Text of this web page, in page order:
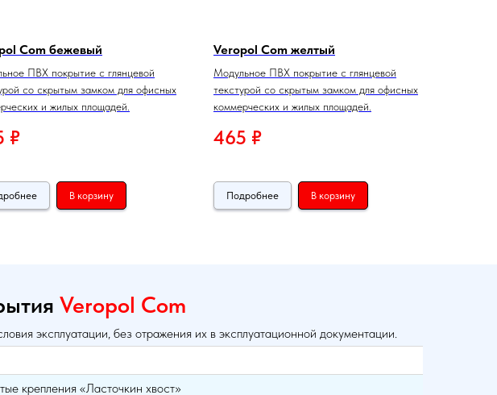
Com бежевый
ПВХ покрытие с глянцевой
со скрытым замком для офисных
и жилых площадей.
₽
В корзину
Veropol Com желтый
Модульное ПВХ покрытие с глянцевой
текстурой со скрытым замком для офисных
коммерческих и жилых площадей.
465 ₽
Подробнее В корзину
Veropol Com
эксплуатации, без отражения их в эксплуатационной документации.
крепления «Ласточкин хвост»